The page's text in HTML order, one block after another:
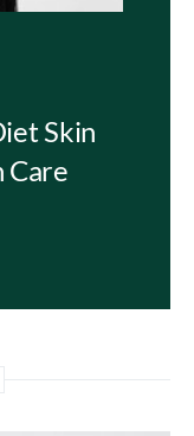
Skin
Care